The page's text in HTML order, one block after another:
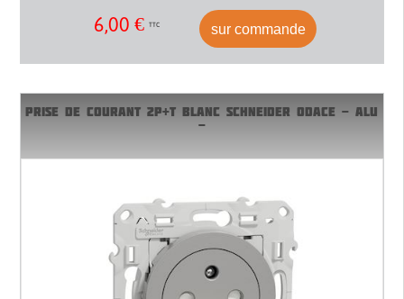
6,00 € TTC sur commande
PRISE DE COURANT 2P+T BLANC SCHNEIDER ODACE - ALU
-